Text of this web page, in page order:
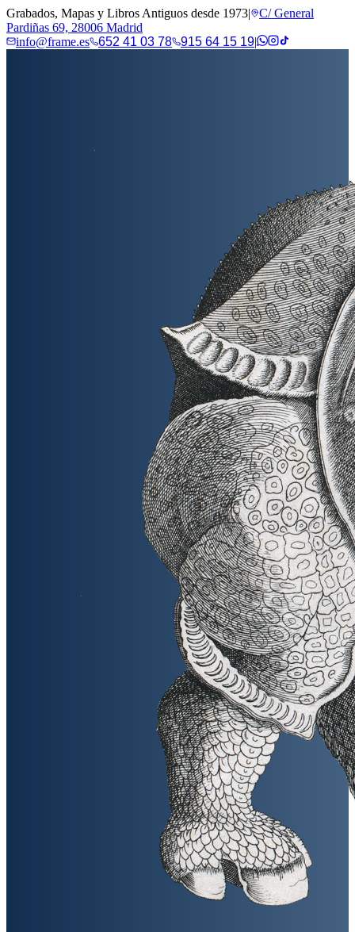
Grabados, Mapas y Libros Antiguos desde 1973|
C/ General
Pardiñas 69, 28006 Madrid
info@frame.es
652 41 03 78 915 64 15 19|